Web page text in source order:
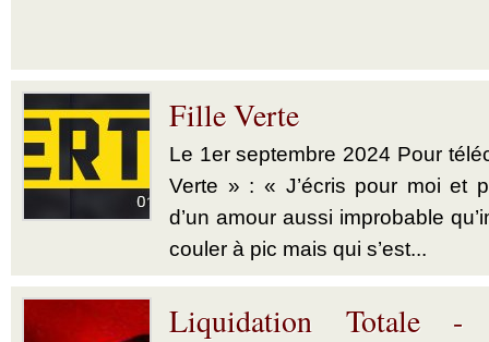
Fille Verte
Le 1er septembre 2024 Pour
Verte » : « J’écris pour moi et
d’un amour aussi improbable
couler à pic mais qui s’est...
Liquidation Totale